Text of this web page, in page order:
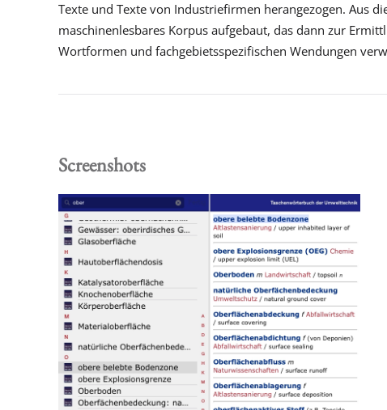
Texte und Texte von Industriefirmen herangezogen. Aus
maschinenlesbares Korpus aufgebaut, das dann zur
Wortformen und fachgebietsspezifischen Wendungen
Screenshots